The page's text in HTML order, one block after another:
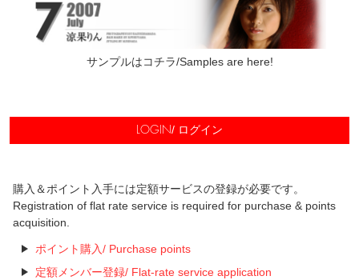
サンプルはコチラ/Samples are here!
LOGIN/ ログイン
購入＆ポイント入手には定額サービスの登録が必要です。
Registration of flat rate service is required for purchase & points
acquisition.
ポイント購入/ Purchase points
定額メンバー登録/ Flat-rate service application